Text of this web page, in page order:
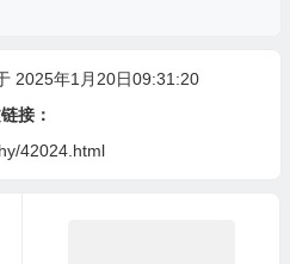
2025年1月20日09:31:20
接：
42024.html